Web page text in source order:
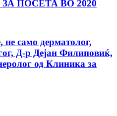
ПОСЕТА ВО 2020
не само дерматолог,
Д-р Дејан Филиповиќ,
од Клиника за